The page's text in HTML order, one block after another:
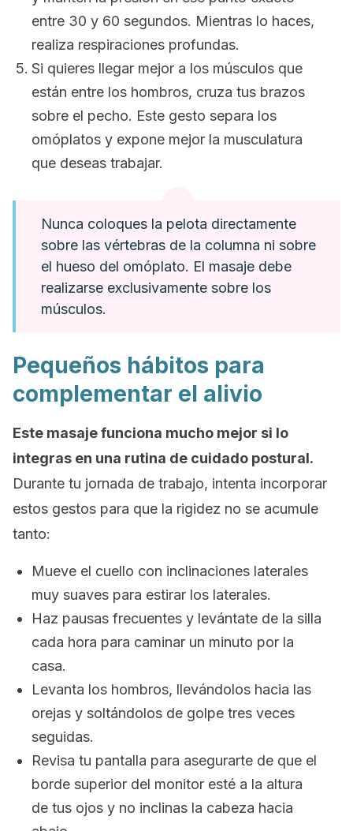
entre 30 y 60 segundos. Mientras lo haces,
realiza respiraciones profundas.
Si quieres llegar mejor a los músculos que
están entre los hombros, cruza tus brazos
sobre el pecho. Este gesto separa los
omóplatos y expone mejor la musculatura
que deseas trabajar.
Nunca coloques la pelota directamente
sobre las vértebras de la columna ni sobre
el hueso del omóplato. El masaje debe
realizarse exclusivamente sobre los
músculos.
Pequeños hábitos para
complementar el alivio
Este masaje funciona mucho mejor si lo
integras en una rutina de cuidado postural.
Durante tu jornada de trabajo, intenta incorporar
estos gestos para que la rigidez no se acumule
tanto:
Mueve el cuello con inclinaciones laterales
muy suaves para estirar los laterales.
Haz pausas frecuentes y levántate de la silla
cada hora para caminar un minuto por la
casa.
Levanta los hombros, llevándolos hacia las
orejas y soltándolos de golpe tres veces
seguidas.
Revisa tu pantalla para asegurarte de que el
borde superior del monitor esté a la altura
de tus ojos y no inclinas la cabeza hacia